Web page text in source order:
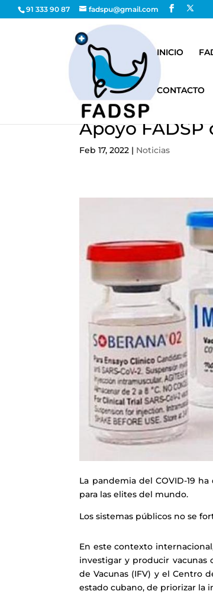
91 333 90 87 fadspu@gmail.com
INICIO
CONTACTO
Apoyo FADSP
Feb 17, 2022 | Noticias
La pandemia del COVID-19
para las elites del mundo.
Los sistemas públicos no se
En este contexto
investigar y producir vacunas
de Vacunas (IFV) y el Centro
estado cubano, de priorizar la